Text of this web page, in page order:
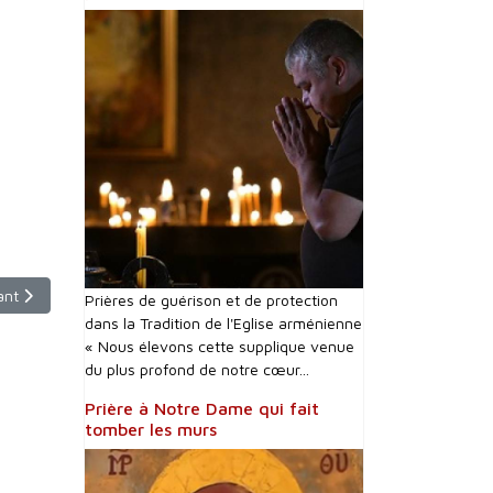
suivant : Emission du Mardi 15 Août 2023 - 9h30 - France 2
Prières de guérison et de protection
dans la Tradition de l'Eglise arménienne
« Nous élevons cette supplique venue
du plus profond de notre cœur...
Prière à Notre Dame qui fait
tomber les murs